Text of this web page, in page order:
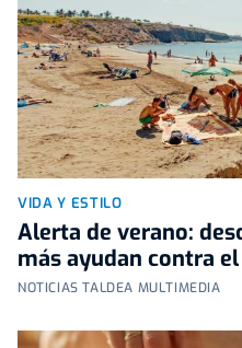
VIDA Y ESTILO
Alerta de verano:
más ayudan contra
NOTICIAS TALDEA MULTIMEDIA